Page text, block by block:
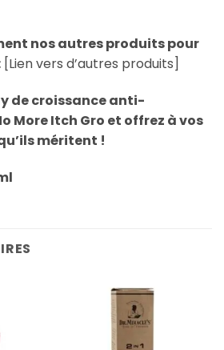
nos autres produits pour
[Lien vers d’autres produits]
de croissance anti-
More Itch Gro et offrez à vos
méritent !